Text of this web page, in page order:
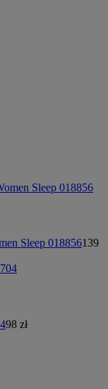
Sleep 018856139
98 zł